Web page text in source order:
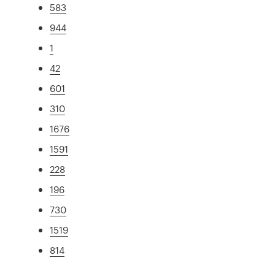
583
944
1
42
601
310
1676
1591
228
196
730
1519
814